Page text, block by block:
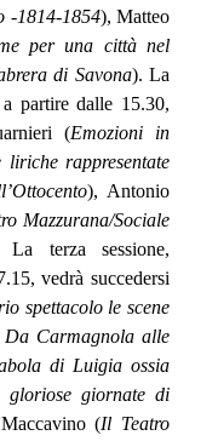
-1814-1854), Matteo
per una città nel
di Savona). La
partire dalle 15.30,
(Emozioni in
rappresentate
), Antonio
Mazzurana/Sociale
terza sessione,
vedrà succedersi
spettacolo le scene
Carmagnola alle
di Luigia ossia
gloriose giornate di
(Il Teatro